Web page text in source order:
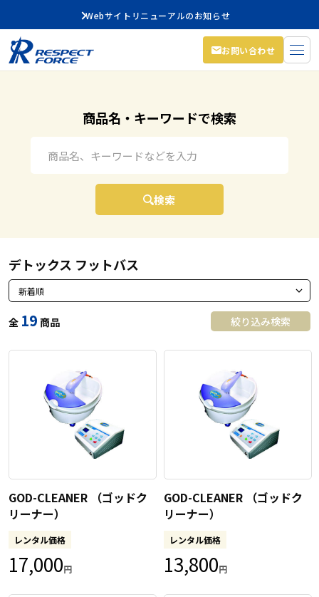
Webサイトリニューアルのお知らせ
お問い合わせ
商品名・キーワードで検索
検索
デトックス フットバス
全 19 商品
並び替え
絞り込み検索
GOD-CLEANER （ゴッドク
リーナー）
レンタル価格
17,000円
GOD-CLEANER （ゴッドク
リーナー）
レンタル価格
13,800円